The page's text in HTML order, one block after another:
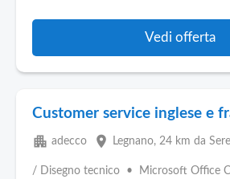
Vedi offerta
Customer service inglese e
apartment adecco place Legnano, 24 km da
/ Disegno tecnico • Microsoft Office